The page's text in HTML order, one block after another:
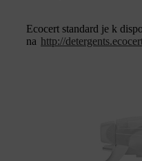
Ecocert standard je k
na http://